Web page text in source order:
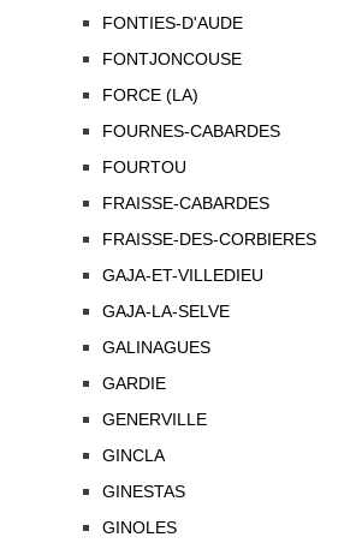
FONTIES-D'AUDE
FONTJONCOUSE
FORCE (LA)
FOURNES-CABARDES
FOURTOU
FRAISSE-CABARDES
FRAISSE-DES-CORBIERES
GAJA-ET-VILLEDIEU
GAJA-LA-SELVE
GALINAGUES
GARDIE
GENERVILLE
GINCLA
GINESTAS
GINOLES